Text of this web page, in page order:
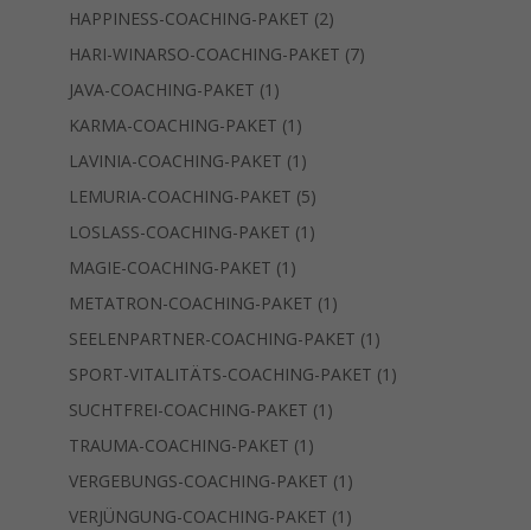
HAPPINESS-COACHING-PAKET 22
Produkte
HARI-WINARSO-COACHING-PAKET 77
JAVA-COACHING-PAKET 1 1
Produkt
KARMA-COACHING-PAKET 1 1
Produkt
LAVINIA-COACHING-PAKET 1 1
Produkt
LEMURIA-COACHING-PAKET 55
Produkte
LOSLASS-COACHING-PAKET 1 1
MAGIE-COACHING-PAKET 1 1
Produkt
METATRON-COACHING-PAKET 1 1
Produkt
SEELENPARTNER-COACHING-PAKET 1 1
Produkt
SPORT-VITALITÄTS-COACHING-PAKET 1 1
SUCHTFREI-COACHING-PAKET 1 1
TRAUMA-COACHING-PAKET 1 1
Produkt
VERGEBUNGS-COACHING-PAKET 1 1
Produkt
VERJÜNGUNG-COACHING-PAKET 1 1